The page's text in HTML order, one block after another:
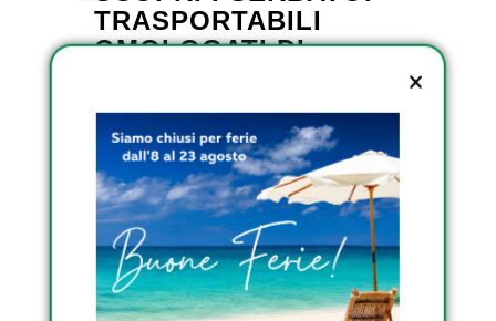
TRASPORTABILI
OMOLOGATI DI
Condividi